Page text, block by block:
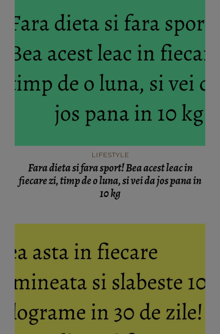
LIFESTYLE
Fara dieta si fara sport! Bea acest leac in
fiecare zi, timp de o luna, si vei da jos pana in
10 kg